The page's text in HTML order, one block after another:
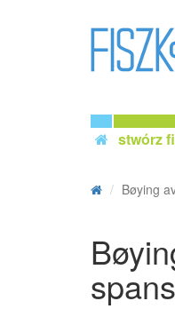
stwórz
Bøying